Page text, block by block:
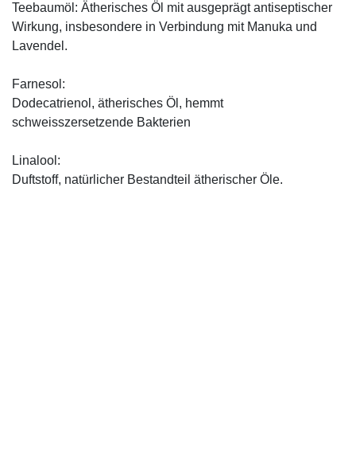
Teebaumöl: Ätherisches Öl mit ausgeprägt antiseptischer
Wirkung, insbesondere in Verbindung mit Manuka und
Lavendel.
Farnesol:
Dodecatrienol, ätherisches Öl, hemmt
schweisszersetzende Bakterien
Linalool:
Duftstoff, natürlicher Bestandteil ätherischer Öle.